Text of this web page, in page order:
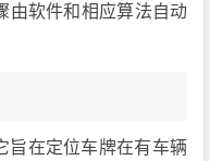
由软件和相应算法自动
旨在定位车牌在有车辆